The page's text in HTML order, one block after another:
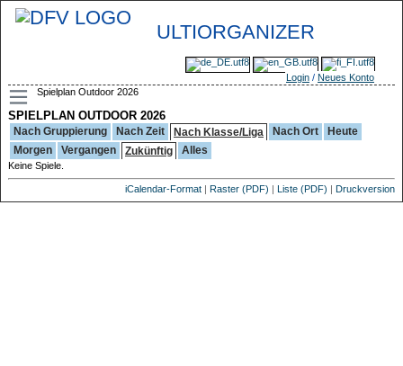
ULTIORGANIZER
Login / Neues Konto
Spielplan Outdoor 2026
SPIELPLAN OUTDOOR 2026
Nach Gruppierung Nach Zeit Nach Klasse/Liga Nach Ort
Heute
Morgen
Vergangen Zukünftig Alles
Keine Spiele.
iCalendar-Format | Raster (PDF) | Liste (PDF) | Druckversion